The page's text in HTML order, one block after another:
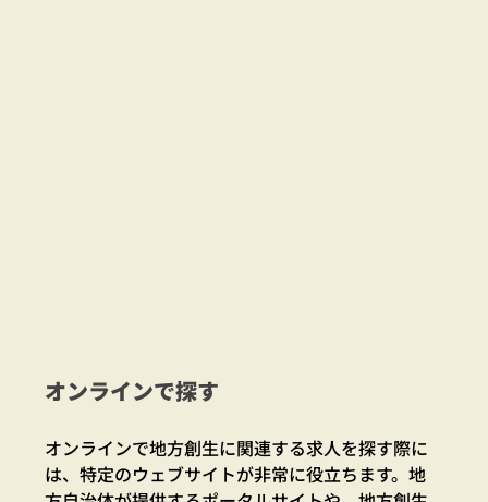
オンラインで探す
オンラインで地方創生に関連する求人を探す際に
は、特定のウェブサイトが非常に役立ちます。地